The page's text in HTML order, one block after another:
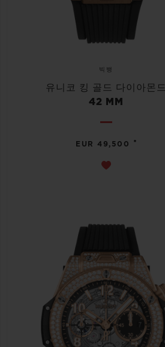
빅뱅
유니코 킹 골드 다이아몬드
42 MM
EUR 49,500 •